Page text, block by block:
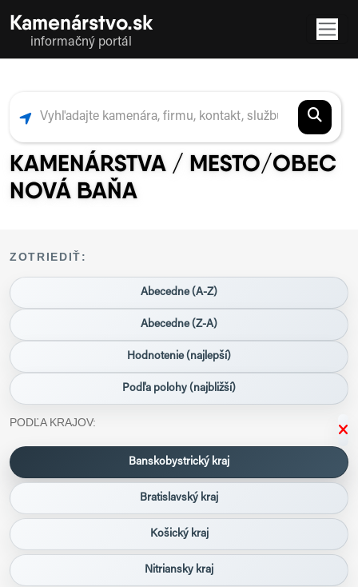
Kamenárstvo.sk
informačný portál
KAMENÁRSTVA / MESTO/OBEC
NOVÁ BAŇA
ZOTRIEDIŤ:
Abecedne (A-Z)
Abecedne (Z-A)
Hodnotenie (najlepší)
Podľa polohy (najbližší)
PODĽA KRAJOV:
Banskobystrický kraj
Bratislavský kraj
Košický kraj
Nitriansky kraj